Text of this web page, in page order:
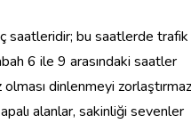
saatleridir; bu saatlerde trafik
6 ile 9 arasındaki saatler
olması dinlenmeyi zorlaştırmaz
alanlar, sakinliği sevenler